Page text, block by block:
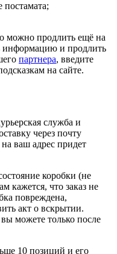
постамата;
можно продлить ещё на
информацию и продлить
партнера, введите
на сайте.
служба и
через почту
ваш адрес придет
коробки (не
кажется, что заказ не
повреждена,
акт о вскрытии.
можете только после
10 позиций и его